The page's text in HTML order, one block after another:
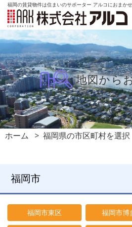
福岡の賃貸物件は住まいのサポーター アルコにおまかせ
地図から
ホーム 福岡県の市区町村を選択
福岡市
福岡市東区 福岡市博